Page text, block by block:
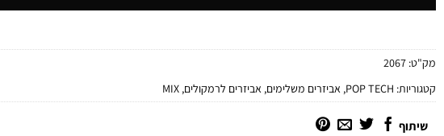
מק"ט: 2067
קטגוריות: POP TECH
, אביזרים משלימים, אביזרים לרמקולים,
MIX
שיתוף